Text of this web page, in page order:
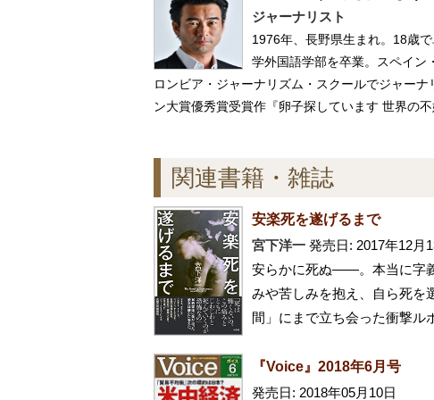
ジャーナリスト
1976年、長野県生まれ。18歳
学外国語学部を卒業。スペイン
ロンビア・ジャーナリズム・スクールでジャー
ン大賞優秀賞受賞作『卵子探しています 世界の
関連書籍・雑誌
安楽死を遂げるまで
宮下洋一 発売日: 2017年12月
安らかに死ぬ――。本当に字
みや苦しみを抱え、自ら死を
間」にまで立ち会った衝撃ル
『Voice』2018年6月号
発売日: 2018年05月10日